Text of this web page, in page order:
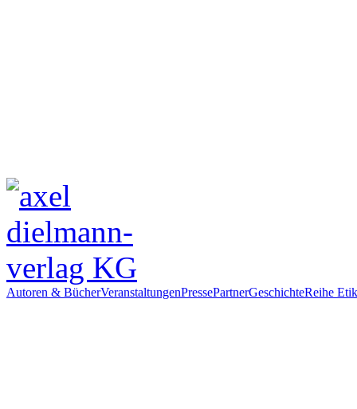
Autoren & BücherVeranstaltungenPressePartnerGeschichteReihe